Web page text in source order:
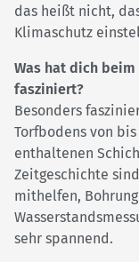
das heißt nicht,
Klimaschutz
Was hat dich
fasziniert?
Besonders
Torfbodens von
enthaltenen
Zeitgeschichte
mithelfen,
sehr spannend.